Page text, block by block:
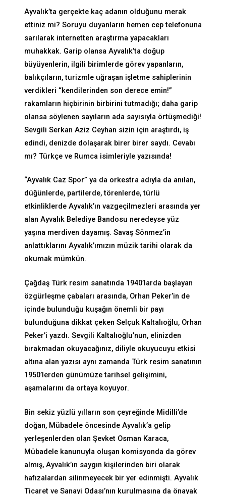
Ayvalık’ta gerçekte kaç adanın olduğunu merak
ettiniz mi? Soruyu duyanların hemen cep telefonuna
sarılarak internetten araştırma yapacakları
muhakkak. Garip olansa Ayvalık’ta doğup
büyüyenlerin, ilgili birimlerde görev yapanların,
balıkçıların, turizmle uğraşan işletme sahiplerinin
verdikleri “kendilerinden son derece emin!”
rakamların hiçbirinin birbirini tutmadığı; daha garip
olansa söylenen sayıların ada sayısıyla örtüşmediği!
Sevgili Serkan Aziz Ceyhan sizin için araştırdı, iş
edindi, denizde dolaşarak birer birer saydı. Cevabı
mı? Türkçe ve Rumca isimleriyle yazısında!
“Ayvalık Caz Spor” ya da orkestra adıyla da anılan,
düğünlerde, partilerde, törenlerde, türlü
etkinliklerde Ayvalık’ın vazgeçilmezleri arasında yer
alan Ayvalık Belediye Bandosu neredeyse yüz
yaşına merdiven dayamış. Savaş Sönmez’in
anlattıklarını Ayvalık’ımızın müzik tarihi olarak da
okumak mümkün.
Çağdaş Türk resim sanatında 1940’larda başlayan
özgürleşme çabaları arasında, Orhan Peker’in de
içinde bulunduğu kuşağın önemli bir payı
bulunduğuna dikkat çeken Selçuk Kaltalıoğlu, Orhan
Peker’i yazdı. Sevgili Kaltalıoğlu’nun, elinizden
bırakmadan okuyacağınız, diliyle okuyucuyu etkisi
altına alan yazısı aynı zamanda Türk resim sanatının
1950’lerden günümüze tarihsel gelişimini,
aşamalarını da ortaya koyuyor.
Bin sekiz yüzlü yılların son çeyreğinde Midilli’de
doğan, Mübadele öncesinde Ayvalık’a gelip
yerleşenlerden olan Şevket Osman Karaca,
Mübadele kanunuyla oluşan komisyonda da görev
almış, Ayvalık’ın saygın kişilerinden biri olarak
hafızalardan silinmeyecek bir yer edinmişti. Ayvalık
Ticaret ve Sanayi Odası’nın kurulmasına da önayak